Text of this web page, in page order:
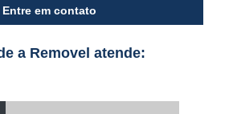
Entre em contato
a Removel atende: